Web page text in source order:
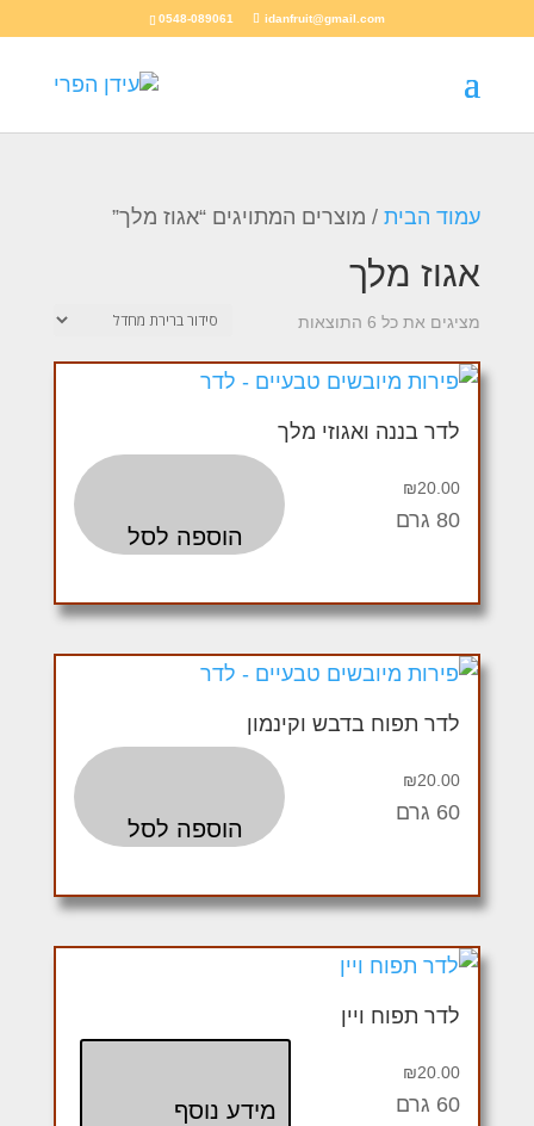
0548-089061 idanfruit@gmail.com
עמוד הבית/ מוצרים המתויגים “אגוז מלך”
אגוז מלך
מציגים את כל ⁦6⁩ התוצאות
לדר בננה ואגוזי מלך
₪20.00
הוספה לסל
80 גרם
לדר תפוח בדבש וקינמון
₪20.00
הוספה לסל
60 גרם
לדר תפוח ויין
₪20.00
מידע נוסף 60 גרם